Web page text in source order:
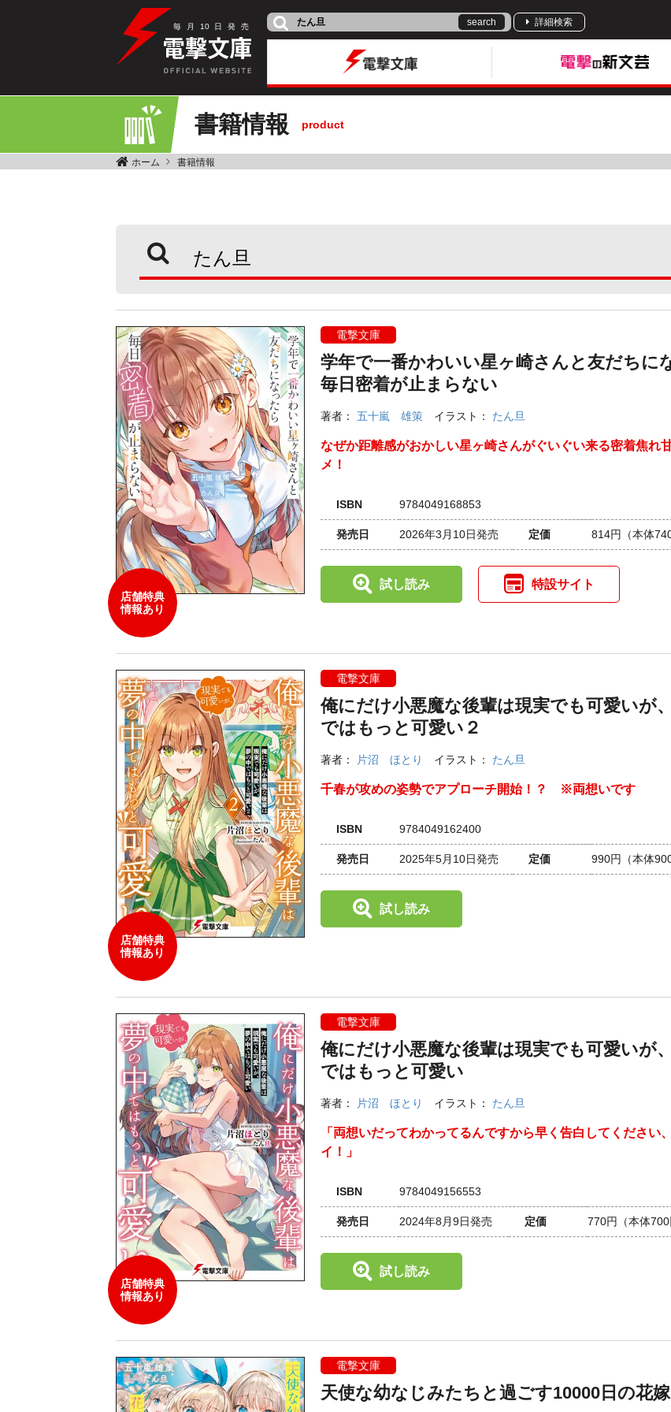
毎 月 10 日 発 売 search 詳細検索
書籍情報 product
ホーム 書籍情報
店舗特典
情報あり
電撃文庫
学年で一番かわいい星ヶ崎さんと友だちに
毎日密着が止まらない
著者： 五十嵐 雄策 イラスト： たん旦
なぜか距離感がおかしい星ヶ崎さんがぐいぐい来る密着焦れ
メ！
ISBN 9784049168853
発売日 2026年3月10日発売 定価 814円 （本体
試し読み 特設サイト
店舗特典
情報あり
電撃文庫
俺にだけ小悪魔な後輩は現実でも可愛いが
ではもっと可愛い２
著者： 片沼 ほとり イラスト： たん旦
千春が攻めの姿勢でアプローチ開始！？ ※両想いです
ISBN 9784049162400
発売日 2025年5月10日発売 定価 990円 （本体
試し読み
店舗特典
情報あり
電撃文庫
俺にだけ小悪魔な後輩は現実でも可愛いが
ではもっと可愛い
著者： 片沼 ほとり イラスト： たん旦
「両想いだってわかってるんですから早く告白してください
イ！」
ISBN 9784049156553
発売日 2024年8月9日発売 定価 770円 （本体700
試し読み
電撃文庫
天使な幼なじみたちと過ごす10000日の花